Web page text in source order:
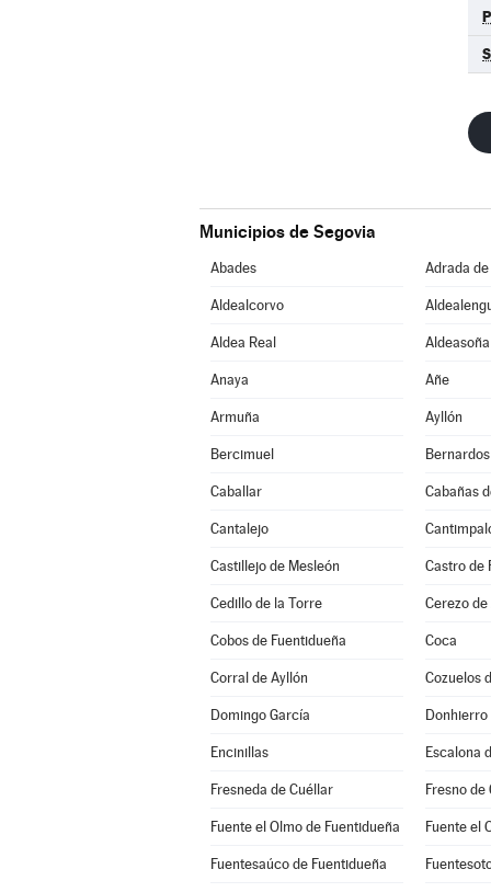
Municipios de Segovia
Abades Adrada
Aldealcorvo
Aldea Real Aldeasoña
Anaya Añe
Armuña Ayllón
Bercimuel Bernardos
Caballar Cabañas
Cantalejo
Castillejo de Mesleón Castro de
Cedillo de la Torre Cerezo de
Cobos de Fuentidueña Coca
Corral de Ayllón Cozuelos
Domingo García Donhierro
Encinillas Escalona
Fresneda de Cuéllar Fresno de
Fuente el Olmo de Fuentidueña Fuente el
Fuentesaúco de Fuentidueña